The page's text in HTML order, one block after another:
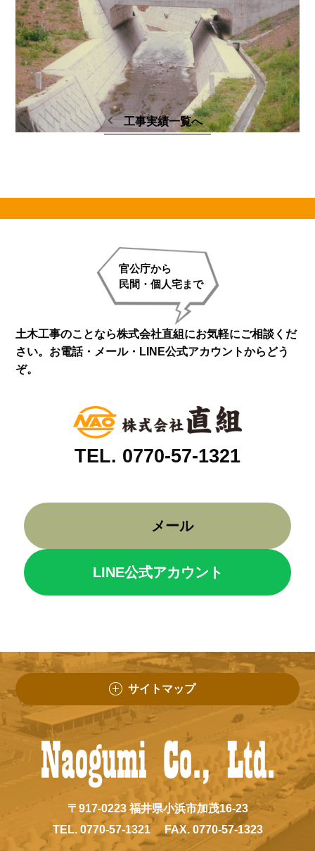
発注者 福井県小浜土木事務所
完成年月 平成9年5月
工事実績一覧へ
官公庁から
民間・個人宅まで
土木工事のことなら株式会社直組にお気軽にご相談くだ
さい。 お電話・メール・LINE公式アカウントからどう
ぞ。
TEL. 0770-57-1321
メール
LINE公式アカウント
サイトマップ
〒917-0223 福井県小浜市加茂16-23
TEL. 0770-57-1321
FAX. 0770-57-1323